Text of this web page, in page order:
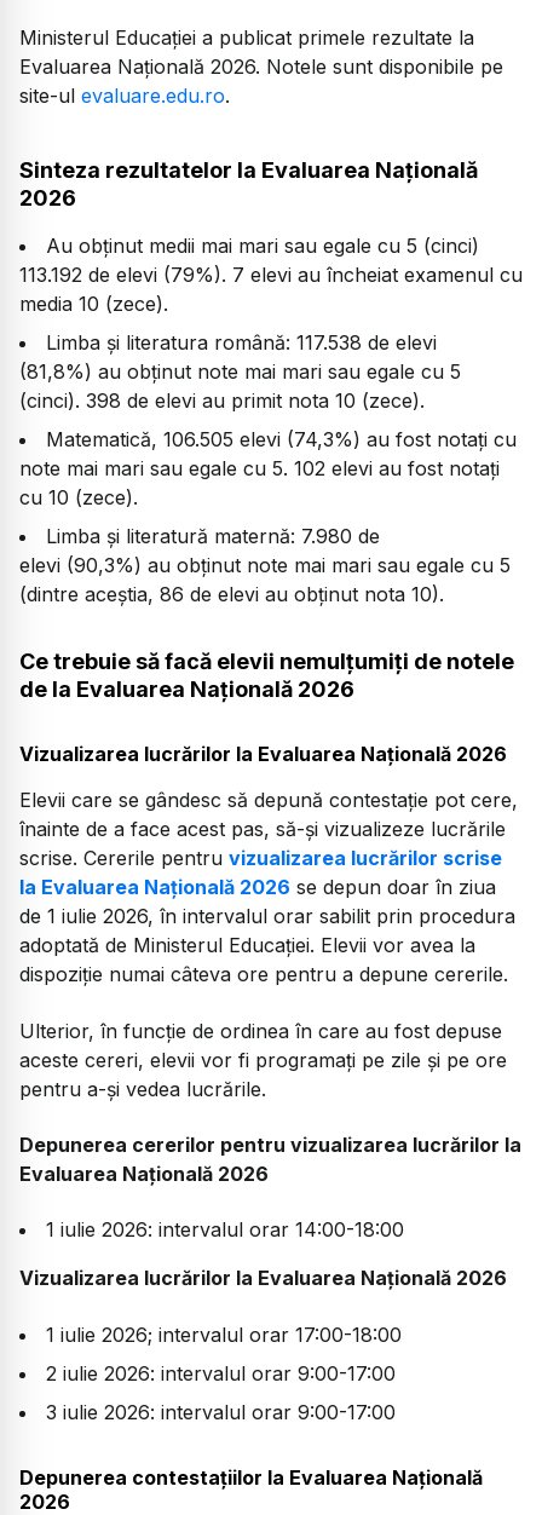
Ministerul Educației a publicat primele rezultate la
Evaluarea Națională 2026. Notele sunt disponibile pe
site-ul evaluare.edu.ro.
Sinteza rezultatelor la Evaluarea Națională
2026
Au obținut medii mai mari sau egale cu 5 (cinci)
113.192 de elevi (79%). 7 elevi au încheiat examenul cu
media 10 (zece).
Limba și literatura română: 117.538 de elevi
(81,8%) au obținut note mai mari sau egale cu 5
(cinci). 398 de elevi au primit nota 10 (zece).
Matematică, 106.505 elevi (74,3%) au fost notați cu
note mai mari sau egale cu 5. 102 elevi au fost notați
cu 10 (zece).
Limba şi literatură maternă: 7.980 de
elevi (90,3%) au obținut note mai mari sau egale cu 5
(dintre aceștia, 86 de elevi au obţinut nota 10).
Ce trebuie să facă elevii nemulțumiți de notele
de la Evaluarea Națională 2026
Vizualizarea lucrărilor la Evaluarea Națională 2026
Elevii care se gândesc să depună contestație pot cere,
înainte de a face acest pas, să-și vizualizeze lucrările
scrise. Cererile pentru vizualizarea lucrărilor scrise
la Evaluarea Națională 2026 se depun doar în ziua
de 1 iulie 2026, în intervalul orar sabilit prin procedura
adoptată de Ministerul Educației. Elevii vor avea la
dispoziție numai câteva ore pentru a depune cererile.
Ulterior, în funcție de ordinea în care au fost depuse
aceste cereri, elevii vor fi programați pe zile și pe ore
pentru a-și vedea lucrările.
Depunerea cererilor pentru vizualizarea lucrărilor la
Evaluarea Națională 2026
1 iulie 2026: intervalul orar 14:00-18:00
Vizualizarea lucrărilor la Evaluarea Națională 2026
1 iulie 2026; intervalul orar 17:00-18:00
2 iulie 2026: intervalul orar 9:00-17:00
3 iulie 2026: intervalul orar 9:00-17:00
Depunerea contestațiilor la Evaluarea Națională
2026